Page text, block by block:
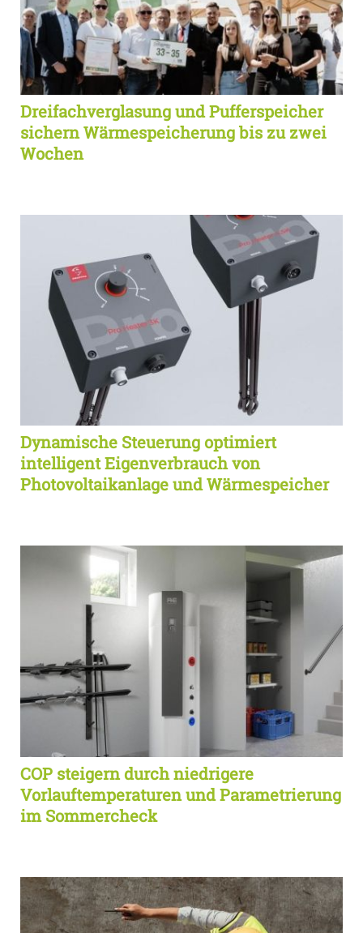
Dreifachverglasung und Pufferspeicher
sichern Wärmespeicherung bis zu zwei
Wochen
Dynamische Steuerung optimiert
intelligent Eigenverbrauch von
Photovoltaikanlage und Wärmespeicher
COP steigern durch niedrigere
Vorlauftemperaturen und Parametrierung
im Sommercheck